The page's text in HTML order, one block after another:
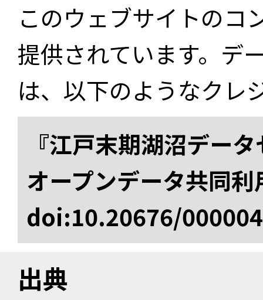
このウェブサイトのコ
提供されています。デ
は、以下のようなクレ
『江戸末期湖沼デー
オープンデータ共同
doi:10.20676/
出典